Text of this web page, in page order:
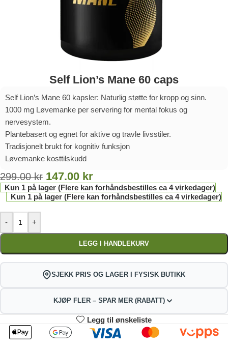
Self Lion’s Mane 60 caps
Self Lion’s Mane 60 kapsler: Naturlig støtte for kropp og sinn.
1000 mg Løvemanke per servering for mental fokus og
nervesystem.
Plantebasert og egnet for aktive og travle livsstiler.
Tradisjonelt brukt for kognitiv funksjon
Løvemanke kosttilskudd
299.00kr 147.00 kr
Kun 1 på lager (Flere kan forhåndsbestilles ca 4 virkedager)
Kun 1 på lager (Flere kan forhåndsbestilles ca 4 virkedager)
- +
LEGG I HANDLEKURV
SJEKK PRIS OG LAGER I FYSISK BUTIKK
KJØP FLER – SPAR MER (RABATT)
2
145.53
kr
3-4
144.06
Legg til ønskeliste